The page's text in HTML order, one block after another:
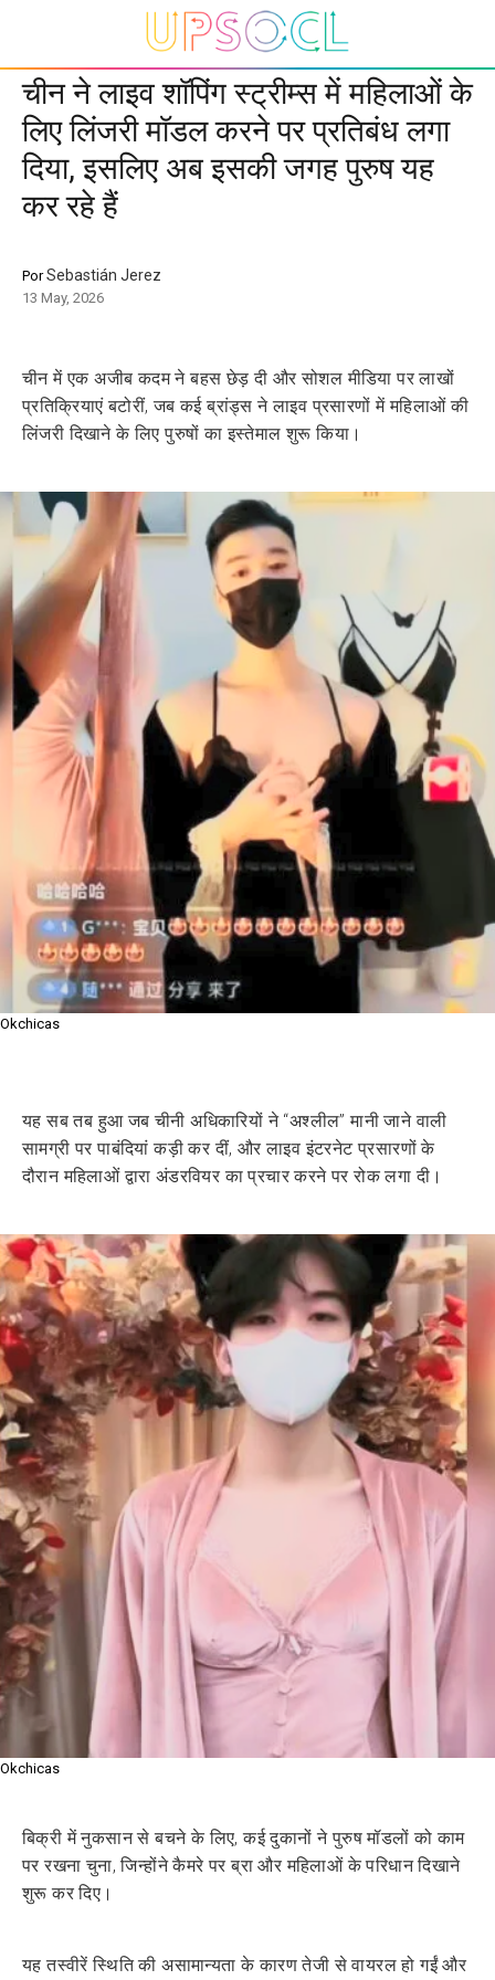
चीन ने लाइव शॉपिंग स्ट्रीम्स में महिलाओं के
लिए लिंजरी मॉडल करने पर प्रतिबंध लगा
दिया, इसलिए अब इसकी जगह पुरुष यह
कर रहे हैं
PorSebastián Jerez
13 May, 2026
चीन में एक अजीब कदम ने बहस छेड़ दी और सोशल मीडिया पर लाखों
प्रतिक्रियाएं बटोरीं, जब कई ब्रांड्स ने लाइव प्रसारणों में महिलाओं की
लिंजरी दिखाने के लिए पुरुषों का इस्तेमाल शुरू किया।
Okchicas
यह सब तब हुआ जब चीनी अधिकारियों ने “अश्लील” मानी जाने वाली
सामग्री पर पाबंदियां कड़ी कर दीं, और लाइव इंटरनेट प्रसारणों के
दौरान महिलाओं द्वारा अंडरवियर का प्रचार करने पर रोक लगा दी।
Okchicas
बिक्री में नुकसान से बचने के लिए, कई दुकानों ने पुरुष मॉडलों को काम
पर रखना चुना, जिन्होंने कैमरे पर ब्रा और महिलाओं के परिधान दिखाने
शुरू कर दिए।
यह तस्वीरें स्थिति की असामान्यता के कारण तेजी से वायरल हो गईं और